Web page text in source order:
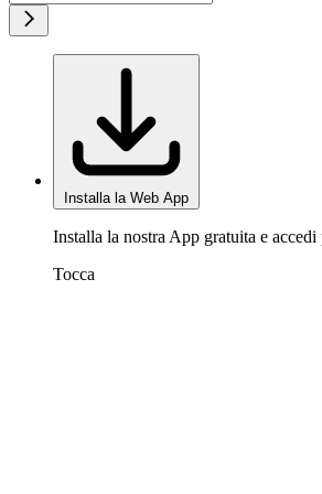
Installa la Web App
Installa la nostra App gratuita e
Tocca